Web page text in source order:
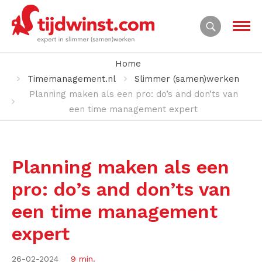
Home
Timemanagement.nl
Slimmer (samen)werken
Planning maken als een pro: do’s and don’ts van
een time management expert
Planning maken als een
pro: do’s and don’ts van
een time management
expert
26-02-2024 9 min.